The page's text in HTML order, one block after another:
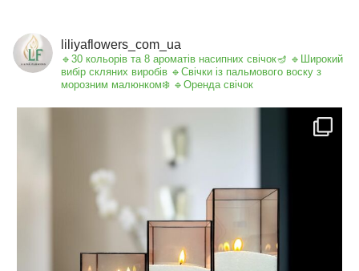
liliyaflowers_com_ua
🔹30 кольорів та 8 ароматів насипних свічок🪔 🔹Широкий
вибір скляних виробів 🔹Свічки із пальмового воску з
морозним малюнком❄️ 🔹Оренда свічок